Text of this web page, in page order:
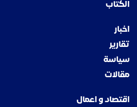
الكتاب
اخبار
تقارير
سياسة
مقالات
اقتصاد و اعمال